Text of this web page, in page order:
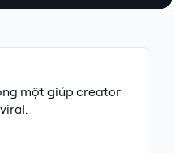
một giúp creator